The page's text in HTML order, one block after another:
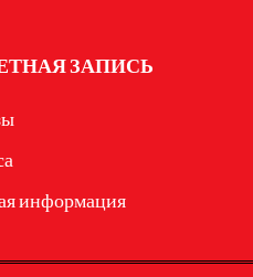
ЗАПИСЬ
информация